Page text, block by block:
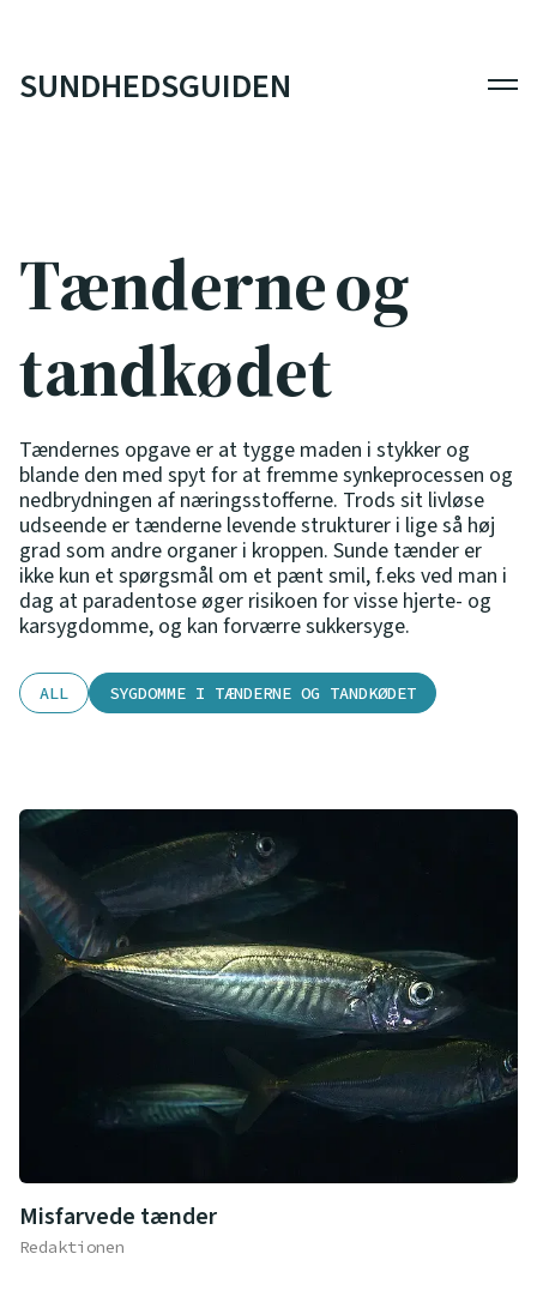
SUNDHEDSGUIDEN
Tænderne og
tandkødet
Tændernes opgave er at tygge maden i stykker og
blande den med spyt for at fremme synkeprocessen og
nedbrydningen af næringsstofferne. Trods sit livløse
udseende er tænderne levende strukturer i lige så høj
grad som andre organer i kroppen. Sunde tænder er
ikke kun et spørgsmål om et pænt smil, f.eks ved man i
dag at paradentose øger risikoen for visse hjerte- og
karsygdomme, og kan forværre sukkersyge.
ALL SYGDOMME I TÆNDERNE OG TANDKØDET
Misfarvede tænder
Redaktionen